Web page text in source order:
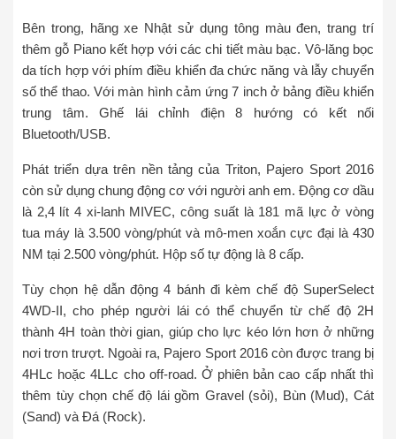
Bên trong, hãng xe Nhật sử dụng tông màu đen, trang trí
thêm gỗ Piano kết hợp với các chi tiết màu bạc. Vô-lăng bọc
da tích hợp với phím điều khiển đa chức năng và lẫy chuyển
số thể thao. Với màn hình cảm ứng 7 inch ở bảng điều khiển
trung tâm. Ghế lái chỉnh điện 8 hướng có kết nối
Bluetooth/USB.
Phát triển dựa trên nền tảng của Triton, Pajero Sport 2016
còn sử dụng chung động cơ với người anh em. Động cơ dầu
là 2,4 lít 4 xi-lanh MIVEC, công suất là 181 mã lực ở vòng
tua máy là 3.500 vòng/phút và mô-men xoắn cực đại là 430
NM tại 2.500 vòng/phút. Hộp số tự động là 8 cấp.
Tùy chọn hệ dẫn động 4 bánh đi kèm chế độ SuperSelect
4WD-II, cho phép người lái có thể chuyển từ chế độ 2H
thành 4H toàn thời gian, giúp cho lực kéo lớn hơn ở những
nơi trơn trượt. Ngoài ra, Pajero Sport 2016 còn được trang bị
4HLc hoặc 4LLc cho off-road. Ở phiên bản cao cấp nhất thì
thêm tùy chọn chế độ lái gồm Gravel (sỏi), Bùn (Mud), Cát
(Sand) và Đá (Rock).